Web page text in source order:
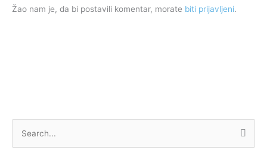
Žao nam je, da bi postavili komentar, morate biti prijavljeni.